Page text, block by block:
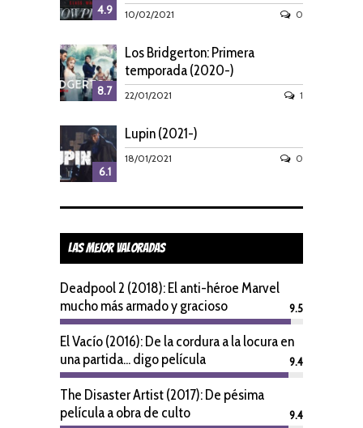
4.9 10/02/2021 0
8.7
Los Bridgerton: Primera
temporada (2020-)
22/01/2021 1
6.1
Lupin (2021-)
18/01/2021 0
Las Mejor Valoradas
Deadpool 2 (2018): El anti-héroe Marvel
mucho más armado y gracioso
9.5
El Vacío (2016): De la cordura a la locura en
una partida... digo película
9.4
The Disaster Artist (2017): De pésima
película a obra de culto
9.4